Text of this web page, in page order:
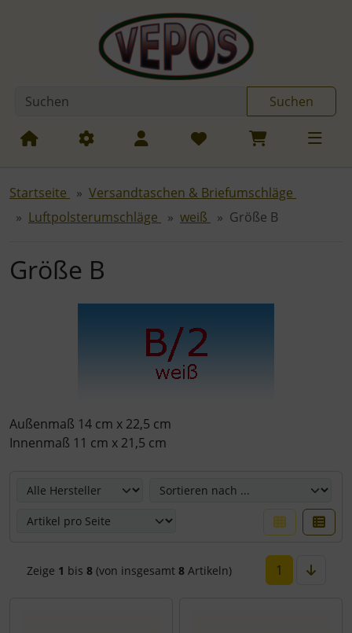
Sprungnavigation
Springe zum Inhalt Springe zur Navigation
Suchen
Startseite
Versandtaschen & Briefumschläge
Luftpolsterumschläge
weiß Größe B
Größe B
Außenmaß 14 cm x 22,5 cm
Innenmaß 11 cm x 21,5 cm
Zeige 1 bis 8(von insgesamt 8Artikeln) 1